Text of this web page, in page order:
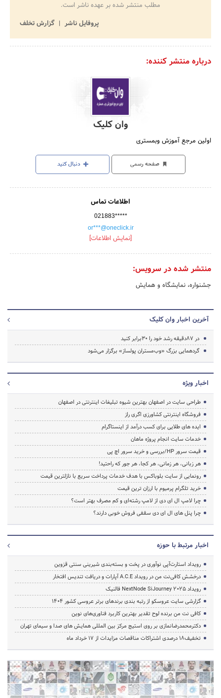
مطلب منتشر شده بر عهده ناشر است.
پروفایل ناشر
گزارش تخلف
درباره منتشر کننده:
وان کلیک
اولین مرجع آموزش وبمستری
صفحه رسمی دنبال کنید
اطلاعات تماس
021883*****
or***@oneclick.ir
[نمایش اطلاعات]
منتشر شده در سرویس:
جشنواره، نمایشگاه و همایش
آخرین اخبار وان کلیک
در 87دقیقه رشد خود را 30برابر کنید
گردهمایی بزرگ «وب‌مستران پولساز» برگزار می‌شود
اخبار ویژه
طراحی سایت در اصفهان بهترین شیوه تبلیغات اینترنتی در اصفهان
فروشگاه اینترنتی کشاورزی اگری راز
ایده های طلایی برای کسب درآمد از اینستاگرام
خدمات سایت انجام پروژه ماهان
قیمت سرور HP/بررسی و خرید سرور اچ پی
هر زبانی، هر زمانی، هر کجا، هر جور که راحتید!
رونمایی از سایت بلوباکس با هدف خدمات پرداخت سریع با نازلترین قیمت
خرید تلگرام پرمیوم با ارزان ترین قیمت
چرا لامپ ال ای دی از لامپ رشته‌ای و کم مصرف بهتر است؟
چرا پنل های ال ای دی سقفی فروش خوبی دارند؟
اخبار مرتبط با حوزه
رویداد استارت‌آپی نوآوری در پخت و بسته‌بندی شیرینی سنتی قزوین
درخشش کافی‌نت من در رویداد A.C.E آپارات و دریافت تندیس افتخار
رویداد NextNode SiJourney 2025 فالنیک
گزارشی سایت عروسکو از رتبه بندی برندهای برتر عروسی کشور 1404
کافی نت من برنده لوح تقدیر بهترین کاربرد فناوری‌های نوین
دکترمحمدرضانمازی بر روی استیج مرکز بین المللی همایش های صدا و سیمای تهران
تخفیف‌18 درصدی اشتراکات مناقصات مزایدات از 17 خرداد ماه